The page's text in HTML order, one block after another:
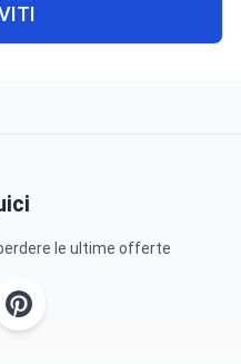
le ultime offerte